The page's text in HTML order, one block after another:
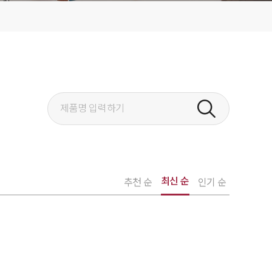
추천 순 최신 순 인기 순